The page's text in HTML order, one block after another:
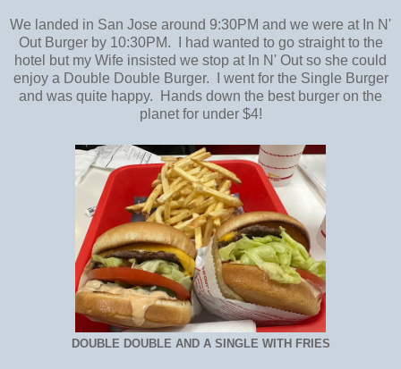
We landed in San Jose around 9:30PM and we were at In N'
Out Burger by 10:30PM. I had wanted to go straight to the
hotel but my Wife insisted we stop at In N' Out so she could
enjoy a Double Double Burger. I went for the Single Burger
and was quite happy. Hands down the best burger on the
planet for under $4!
DOUBLE DOUBLE AND A SINGLE WITH FRIES